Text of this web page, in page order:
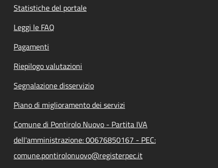
Statistiche del portale
Leggi le FAQ
Pagamenti
Riepilogo valutazioni
Segnalazione disservizio
Piano di miglioramento dei servizi
Comune di Pontirolo Nuovo - Partita IVA
dell'amministrazione: 00676850167 - PEC:
comune.pontirolonuovo@registerpec.it